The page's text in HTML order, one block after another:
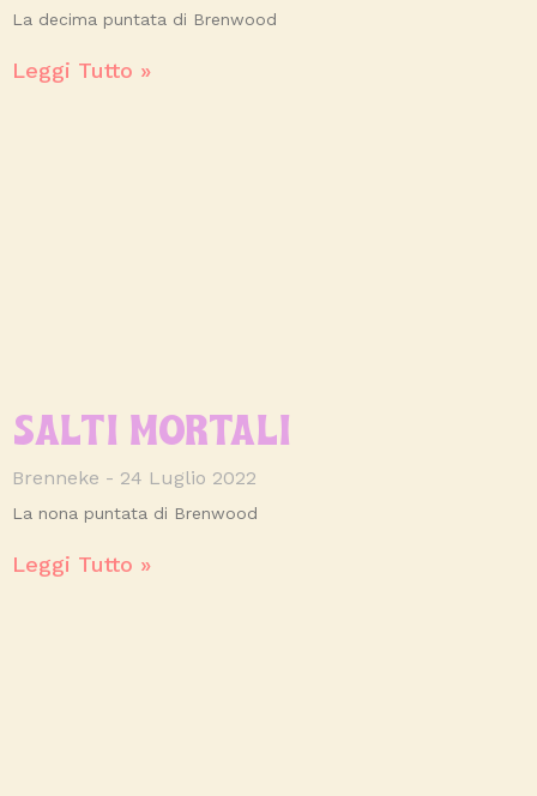
La decima puntata di Brenwood
Leggi Tutto »
SALTI MORTALI
Brenneke 24 Luglio 2022
La nona puntata di Brenwood
Leggi Tutto »